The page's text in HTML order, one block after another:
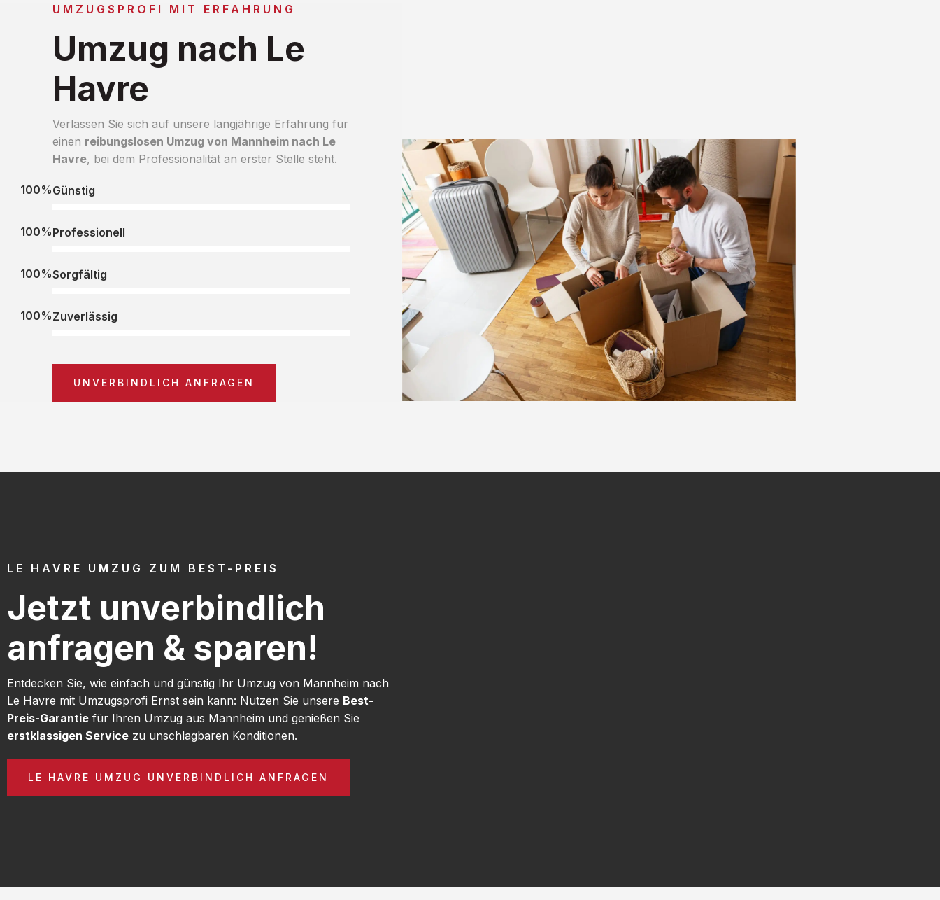
UMZUGSPROFI MIT ERFAHRUNG
Umzug nach Le
Havre
Verlassen Sie sich auf unsere langjährige Erfahrung für
einen reibungslosen Umzug von Mannheim nach Le
Havre, bei dem Professionalität an erster Stelle steht.
Günstig
100%
Professionell
100%
Sorgfältig
100%
Zuverlässig
100%
UNVERBINDLICH ANFRAGEN
LE HAVRE UMZUG ZUM BEST-PREIS
Jetzt unverbindlich
anfragen & sparen!
Entdecken Sie, wie einfach und günstig Ihr Umzug von Mannheim nach
Le Havre mit Umzugsprofi Ernst sein kann: Nutzen Sie unsere Best-
Preis-Garantie für Ihren Umzug aus Mannheim und genießen Sie
erstklassigen Service zu unschlagbaren Konditionen.
LE HAVRE UMZUG UNVERBINDLICH ANFRAGEN